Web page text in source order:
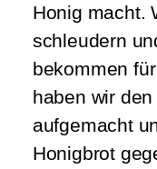
Honig macht.
schleudern
bekommen
haben wir
aufgemacht
Honigbrot